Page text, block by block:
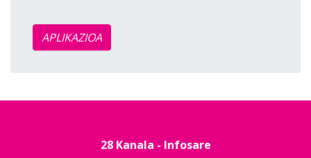
APLIKAZIOA
28 Kanala - Infosare